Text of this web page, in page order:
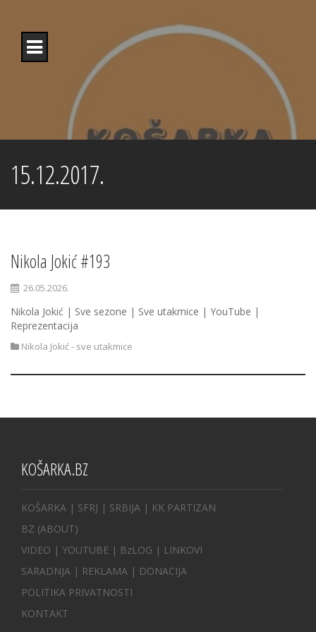
content
15.12.2017.
Nikola Jokić #193
26.05.2026.
Nikola Jokić | Sve sezone | Sve utakmice | YouTube |
Reprezentacija
Nikola Jokić - sve utakmice
KOŠARKA.BZ
KOŠARKA | SFRJ | SRBIJA | KK PARTIZAN
BZ (ABOUT)
VIDEO | YOUTUBE | BzLOG | LINKOVI
SARADNJA | REKLAMA | DONACIJA
POLITIKA PRIVATNOSTI
KONTAKT